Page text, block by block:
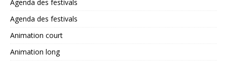
Agenda des festivals
Agenda des festivals
Animation court
Animation long